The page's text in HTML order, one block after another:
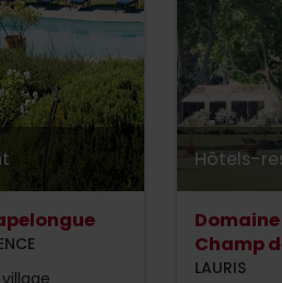
Hôtels-
Champ
LAURIS